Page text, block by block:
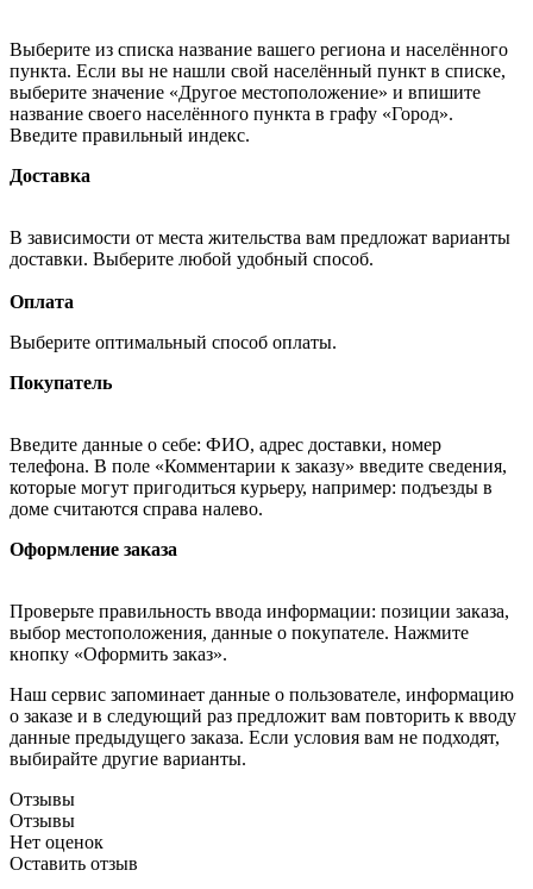
Выберите из списка название вашего региона и населённого
пункта. Если вы не нашли свой населённый пункт в списке,
выберите значение «Другое местоположение» и впишите
название своего населённого пункта в графу «Город».
Введите правильный индекс.
Доставка
В зависимости от места жительства вам предложат варианты
доставки. Выберите любой удобный способ.
Оплата
Выберите оптимальный способ оплаты.
Покупатель
Введите данные о себе: ФИО, адрес доставки, номер
телефона. В поле «Комментарии к заказу» введите сведения,
которые могут пригодиться курьеру, например: подъезды в
доме считаются справа налево.
Оформление заказа
Проверьте правильность ввода информации: позиции заказа,
выбор местоположения, данные о покупателе. Нажмите
кнопку «Оформить заказ».
Наш сервис запоминает данные о пользователе, информацию
о заказе и в следующий раз предложит вам повторить к вводу
данные предыдущего заказа. Если условия вам не подходят,
выбирайте другие варианты.
Отзывы
Отзывы
Нет оценок
Оставить отзыв